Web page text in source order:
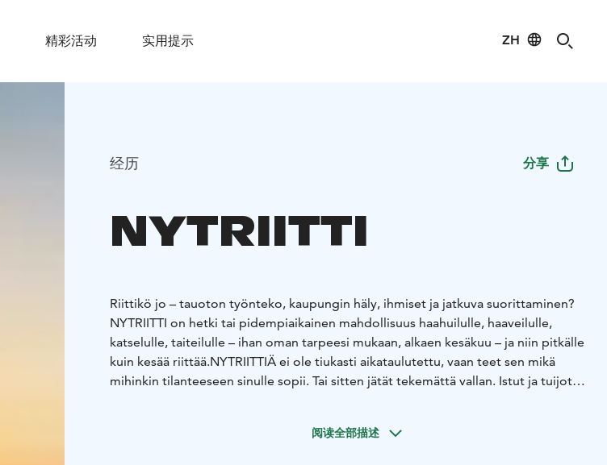
精彩活动 实用提示 ZH
经历 分享
NYTRIITTI
Riittikö jo – tauoton työnteko, kaupungin häly, ihmiset ja jatkuva suorittaminen?
NYTRIITTI on hetki tai pidempiaikainen mahdollisuus haahuilulle, haaveilulle,
katselulle, taiteilulle – ihan oman tarpeesi mukaan, alkaen kesäkuu – ja niin pitkälle
kuin kesää riittää.NYTRIITTIÄ ei ole tiukasti aikataulutettu, vaan teet sen mikä
mihinkin tilanteeseen sinulle sopii. Tai sitten jätät tekemättä vallan. Istut ja tuijotat
阅读全部描述